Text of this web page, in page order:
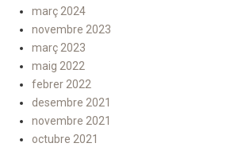
març 2024
novembre 2023
març 2023
maig 2022
febrer 2022
desembre 2021
novembre 2021
octubre 2021